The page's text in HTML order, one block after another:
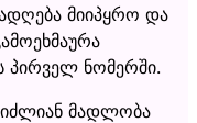
მიიპყრო და
პირველ ნომერში.
მადლობა